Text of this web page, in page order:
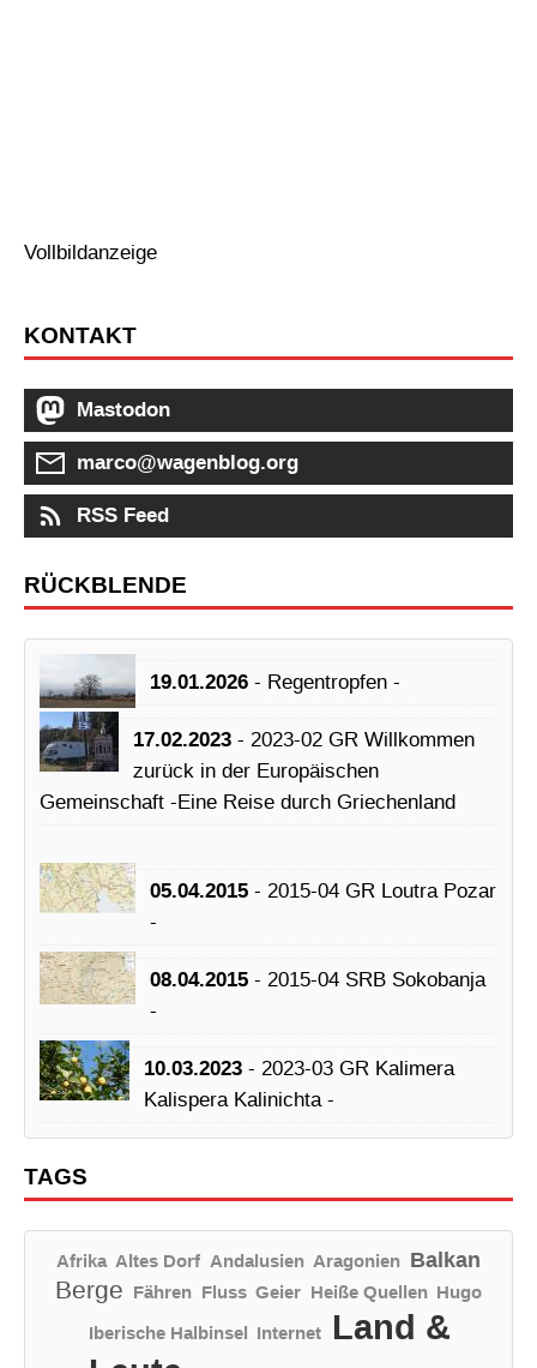
Vollbildanzeige
KONTAKT
Mastodon
marco@wagenblog.org
RSS Feed
RÜCKBLENDE
19.01.2026 - Regentropfen -
17.02.2023 - 2023-02 GR Willkommen
zurück in der Europäischen
Gemeinschaft -Eine Reise durch Griechenland
05.04.2015 - 2015-04 GR Loutra Pozar
-
08.04.2015 - 2015-04 SRB Sokobanja
-
10.03.2023 - 2023-03 GR Kalimera
Kalispera Kalinichta -
TAGS
Afrika Altes Dorf Andalusien Aragonien Balkan
Berge Fähren Fluss Geier Heiße Quellen Hugo
Iberische Halbinsel Internet
Land &